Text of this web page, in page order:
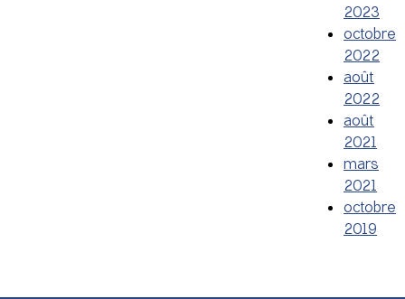
2023
octobre
2022
août
2022
août
2021
mars
2021
octobre
2019